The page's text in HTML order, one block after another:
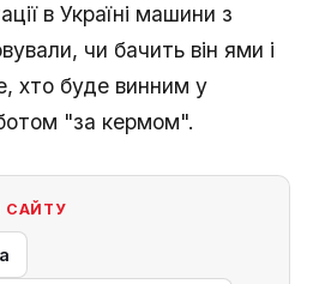
в Україні машини з
чи бачить він ями і
хто буде винним у
"за кермом".
САЙТУ